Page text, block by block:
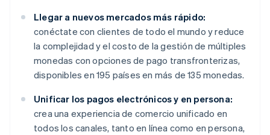
Llegar a nuevos mercados más rápido:
conéctate con clientes de todo el mundo y reduce
la complejidad y el costo de la gestión de múltiples
monedas con opciones de pago transfronterizas,
disponibles en 195 países en más de 135 monedas.
Unificar los pagos electrónicos y en persona:
crea una experiencia de comercio unificado en
todos los canales, tanto en línea como en persona,